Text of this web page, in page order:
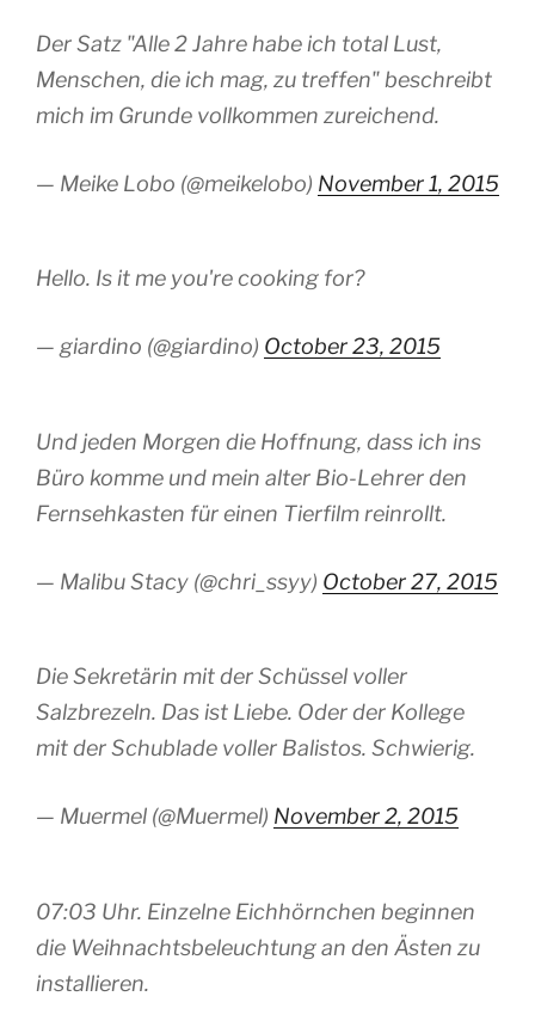
Der Satz "Alle 2 Jahre habe ich total Lust,
Menschen, die ich mag, zu treffen" beschreibt
mich im Grunde vollkommen zureichend.
— Meike Lobo (@meikelobo) November 1, 2015
Hello. Is it me you're cooking for?
— giardino (@giardino) October 23, 2015
Und jeden Morgen die Hoffnung, dass ich ins
Büro komme und mein alter Bio-Lehrer den
Fernsehkasten für einen Tierfilm reinrollt.
— Malibu Stacy (@chri_ssyy) October 27, 2015
Die Sekretärin mit der Schüssel voller
Salzbrezeln. Das ist Liebe. Oder der Kollege
mit der Schublade voller Balistos. Schwierig.
— Muermel (@Muermel) November 2, 2015
07:03 Uhr. Einzelne Eichhörnchen beginnen
die Weihnachtsbeleuchtung an den Ästen zu
installieren.